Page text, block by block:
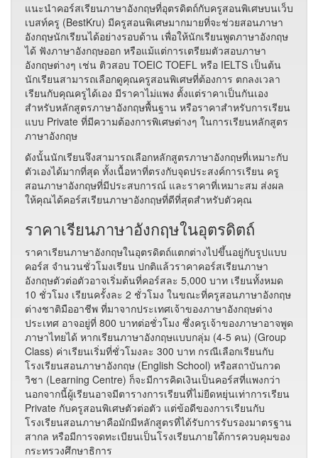
แนะนำคอร์สเรียนภาษาอังกฤษที่อุตรดิตถ์กับครูสอนพิเศษบนเว็บ
เบสท์ครู (BestKru) มีครูสอนพิเศษมากมายที่จะช่วยสอนภาษา
อังกฤษนักเรียนได้อย่างรอบด้าน เพื่อให้นักเรียนพูดภาษาอังกฤษ
ได้ ฟังภาษาอังกฤษออก หรือแม้แต่การเตรียมตัวสอบภาษา
อังกฤษต่างๆ เช่น ติวสอบ TOEIC TOEFL หรือ IELTS เป็นต้น
นักเรียนสามารถเลือกดูคุณครูสอนพิเศษที่ต้องการ ตกลงเวลา
เรียนกับคุณครูได้เอง มีราคาไม่แพง ตั้งแต่ราคาเป็นกันเอง
สำหรับหลักสูตรภาษาอังกฤษพื้นฐาน หรือราคาสำหรับการเรียน
แบบ Private ที่มีความต้องการพิเศษต่างๆ ในการเรียนหลักสูตร
ภาษาอังกฤษ
ดังนั้นนักเรียนจึงสามารถเลือกหลักสูตรภาษาอังกฤษที่เหมาะกับ
ตัวเองได้มากที่สุด ทั้งเนื้อหาที่ตรงกับจุดประสงค์การเรียน ครู
สอนภาษาอังกฤษที่มีประสบการณ์ และราคาที่เหมาะสม ส่งผล
ให้คุณได้คอร์สเรียนภาษาอังกฤษที่ดีที่สุดสำหรับตัวคุณ
ราคาเรียนภาษาอังกฤษในอุตรดิตถ์
ราคาเรียนภาษาอังกฤษในอุตรดิตถ์แตกต่างไปขึ้นอยู่กับรูปแบบ
คอร์ส จำนวนชั่วโมงเรียน ปกติแล้วราคาคอร์สเรียนภาษา
อังกฤษตัวต่อตัวอาจเริ่มต้นที่คอร์สละ 5,000 บาท เรียนทั้งหมด
10 ชั่วโมง เรียนครั้งละ 2 ชั่วโมง ในขณะที่ครูสอนภาษาอังกฤษ
ต่างชาติมืออาชีพ ที่มาจากประเทศเจ้าของภาษาอังกฤษต่าง
ประเทศ อาจอยู่ที่ 800 บาทต่อชั่วโมง ซึ่งครูเจ้าของภาษาอาจพูด
ภาษาไทยได้ หากเรียนภาษาอังกฤษแบบกลุ่ม (4-5 คน) (Group
Class) ค่าเรียนเริ่มที่ชั่วโมงละ 300 บาท กรณีเลือกเรียนกับ
โรงเรียนสอนภาษาอังกฤษ (English School) หรือสถาบันกวด
วิชา (Learning Centre) ก็จะมีการคิดเงินเป็นคอร์สที่แพงกว่า
นอกจากนี้ผู้เรียนอาจมีตารางการเรียนที่ไม่ยืดหยุ่นเท่าการเรียน
Private กับครูสอนพิเศษตัวต่อตัว แต่ข้อดีของการเรียนกับ
โรงเรียนสอนภาษาคือมักมีหลักสูตรที่ได้รับการรับรองมาตรฐาน
สากล หรือมีการจดทะเบียนเป็นโรงเรียนภายใต้การควบคุมของ
กระทรวงศึกษาธิการ